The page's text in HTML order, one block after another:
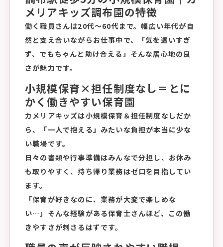
メリアキッズ調布園の特徴
働く職員さんは20代～60代まで。幅広い年代が自
然と支え合いながらお仕事中で、「気を遣いすぎ
ず、でもちゃんと助け合える」そんな居心地の良
さが魅力です。
小規模保育×担任制度なし＝とに
かく働きやすい保育園
カメリアキッズは小規模保育＆担任制度なしだか
ら、「一人で抱える」みたいな負担が本当に少な
い職場です。
日々の書類や行事準備はみんなで分担し、お休み
も取りやすく、持ち帰り業務はゼロを目指してい
ます。
「保育が好きなのに、業務が大変で楽しめな
い…」そんな経験がある保育士さんほど、この働
きやすさが刺さるはずです。